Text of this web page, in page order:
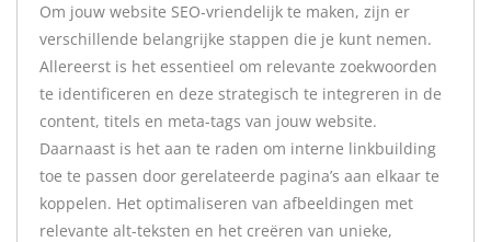
Om jouw website SEO-vriendelijk te maken, zijn er
verschillende belangrijke stappen die je kunt nemen.
Allereerst is het essentieel om relevante zoekwoorden
te identificeren en deze strategisch te integreren in de
content, titels en meta-tags van jouw website.
Daarnaast is het aan te raden om interne linkbuilding
toe te passen door gerelateerde pagina’s aan elkaar te
koppelen. Het optimaliseren van afbeeldingen met
relevante alt-teksten en het creëren van unieke,